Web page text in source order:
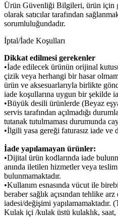
Ürün Güvenliği Bilgileri, ürün için
olarak satıcılar tarafından
sorumluluğundadır.
İptal/İade Koşulları
Dikkat edilmesi gerekenler
•İade edilecek ürünün orijinal
çizik veya herhangi bir hasar
ürün ve aksesuarlarıyla birlikte
iade koşullarına uygun bir şekilde
•Büyük desili ürünlerde (Beyaz
servis tarafından açılmadığı
tutanak tutulmaması durumunda
•İlgili yasa gereği faturasız iade ve
İade yapılamayan ürünler:
•Dijital ürün kodlarında iade
anında iletilen hizmetler veya
bulunmamaktadır.
•Kullanım esnasında vücut ile
beraber sağlık açısından tehlike
iadesi/değişimi yapılamamaktadır.
Kulak içi /kulak üstü kulaklık,